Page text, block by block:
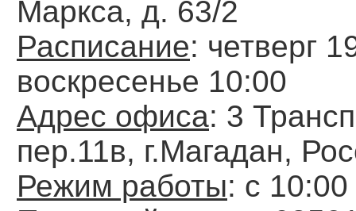
Маркса, д. 63/2
Расписание: четверг
воскресенье 10:00
Адрес офиса: 3
пер.11в, г.Магадан,
Режим работы: с